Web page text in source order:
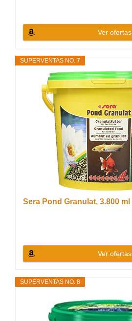
Ver ofertas
SUPERVENTAS NO. 7
Sera Pond Granulat, 3.800 ml
Ver ofertas
SUPERVENTAS NO. 8